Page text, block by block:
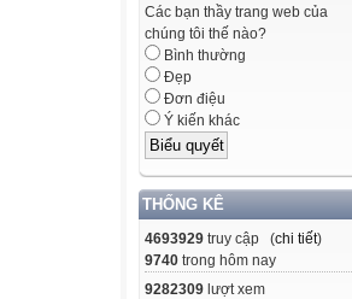
Các bạn thầy trang web của
chúng tôi thế nào?
Bình thường
Đẹp
Đơn điệu
Ý kiến khác
THỐNG KÊ
4693929 truy cập (chi tiết)
9740 trong hôm nay
9282309 lượt xem